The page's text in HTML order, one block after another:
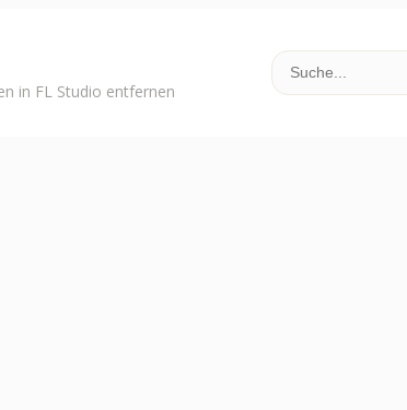
in FL Studio entfernen